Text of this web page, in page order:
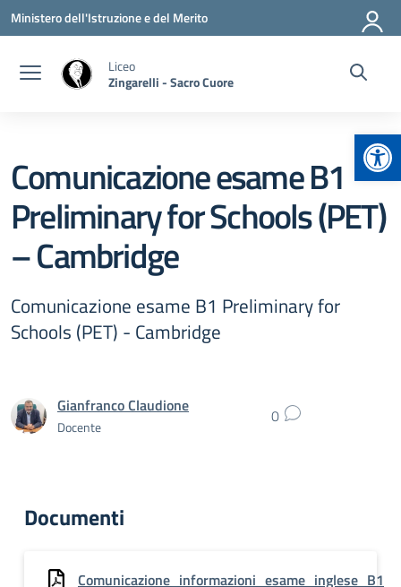
Vai ai contenuti
Vai al menu di navigazione
Vai al footer
Ministero dell'Istruzione e del Merito
Liceo
Zingarelli - Sacro Cuore
Comunicazione esame B1
Preliminary for Schools (PET)
– Cambridge
Comunicazione esame B1 Preliminary for
Schools (PET) - Cambridge
Gianfranco Claudione
Docente 0
Documenti
Comunicazione_informazioni_esame_inglese_B1